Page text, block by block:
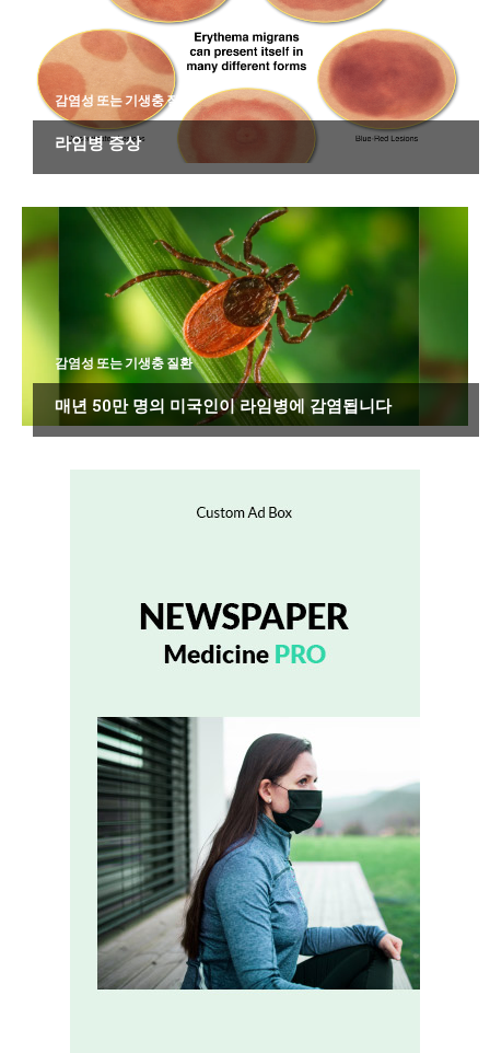
감염성 또는 기생충 질환
라임병 증상
감염성 또는 기생충 질환
매년 50만 명의 미국인이 라임병에 감염됩니다